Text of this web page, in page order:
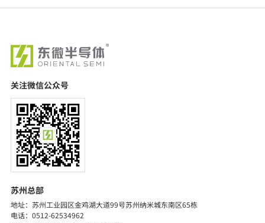
探索详细
关注微信公众号
苏州总部
地址：苏州工业园区金鸡湖大道99号苏州纳米城东南区65栋
电话：0512-62534962